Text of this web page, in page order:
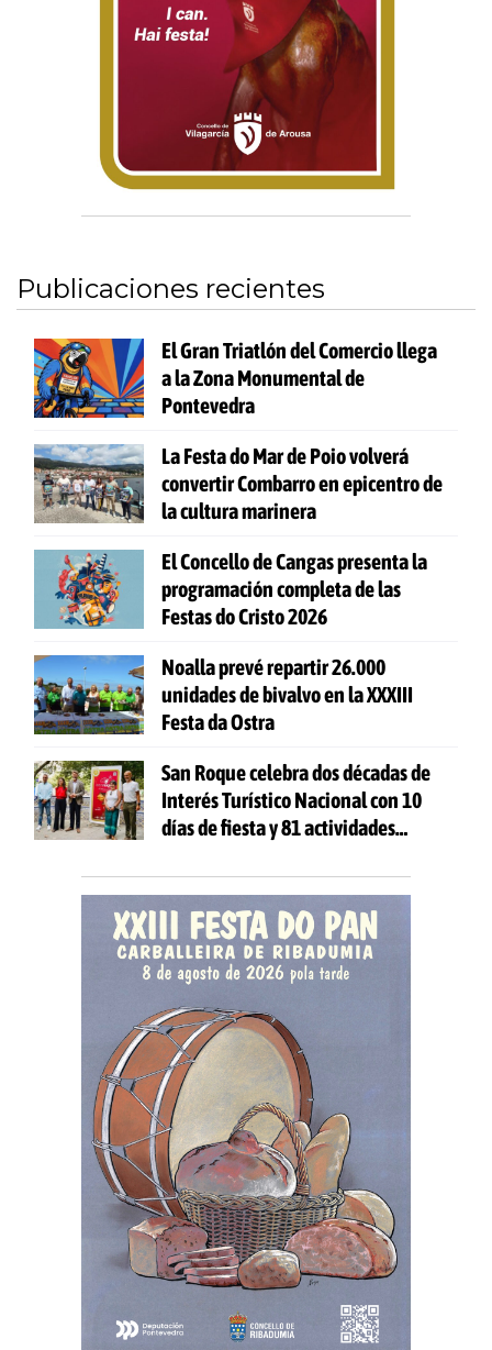
Publicaciones recientes
El Gran Triatlón del Comercio llega
a la Zona Monumental de
Pontevedra
La Festa do Mar de Poio volverá
convertir Combarro en epicentro de
la cultura marinera
El Concello de Cangas presenta la
programación completa de las
Festas do Cristo 2026
Noalla prevé repartir 26.000
unidades de bivalvo en la XXXIII
Festa da Ostra
San Roque celebra dos décadas de
Interés Turístico Nacional con 10
días de fiesta y 81 actividades